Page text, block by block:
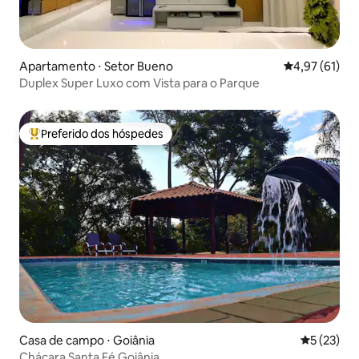
Apartamento ⋅ Setor Bueno 4,97 de uma
4,97 (61)
Duplex Super Luxo com Vista para o Parque
Entre os melhores preferidos dos hóspedes
Preferido dos hóspedes
Casa de campo ⋅ Goiânia 5 de uma
5 (23)